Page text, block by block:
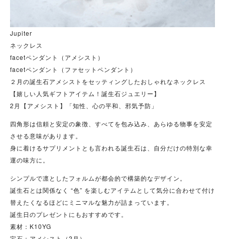
Jupiter
ネックレス
facetペンダント（アメシスト）
facetペンダント（ファセットペンダント）
２月の誕生石アメシストをセッティングしたおしゃれなネックレス
【嬉しい人気ギフトアイテム！誕生石ジュエリー】
2月【アメシスト】「知性、心の平和、邪気予防」
四角形は信頼と安定の象徴、すべてを包み込み、あらゆる物事を安定
させる意味があります。
身に着けるサプリメントとも言われる誕生石は、自分だけの特別な幸
運の味方に。
シンプルで凛としたフォルムが都会的で構築的なデザイン。
誕生石とは関係なく “色” を楽しむアイテムとして気分に合わせて付け
替えたくなるほどにミニマルな魅力が詰まっています。
誕生日のプレゼントにもおすすめです。
素材：K10YG